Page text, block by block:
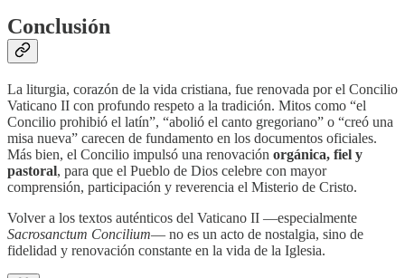
Conclusión
La liturgia, corazón de la vida cristiana, fue renovada por el Concilio
Vaticano II con profundo respeto a la tradición. Mitos como “el
Concilio prohibió el latín”, “abolió el canto gregoriano” o “creó una
misa nueva” carecen de fundamento en los documentos oficiales.
Más bien, el Concilio impulsó una renovación orgánica, fiel y
pastoral, para que el Pueblo de Dios celebre con mayor
comprensión, participación y reverencia el Misterio de Cristo.
Volver a los textos auténticos del Vaticano II —especialmente
Sacrosanctum Concilium— no es un acto de nostalgia, sino de
fidelidad y renovación constante en la vida de la Iglesia.